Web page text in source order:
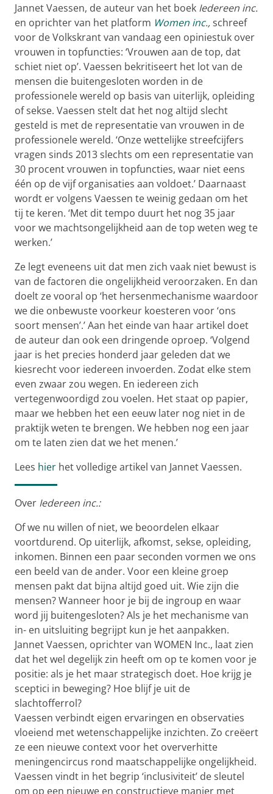
Jannet Vaessen, de auteur van het boek Iedereen inc.
en oprichter van het platform Women inc.,schreef
voor de Volkskrant van vandaag een opiniestuk over
vrouwen in topfuncties: ‘Vrouwen aan de top, dat
schiet niet op’. Vaessen bekritiseert het lot van de
mensen die buitengesloten worden in de
professionele wereld op basis van uiterlijk, opleiding
of sekse. Vaessen stelt dat het nog altijd slecht
gesteld is met de representatie van vrouwen in de
professionele wereld. ‘Onze wettelijke streefcijfers
vragen sinds 2013 slechts om een representatie van
30 procent vrouwen in topfuncties, waar niet eens
één op de vijf organisaties aan voldoet.’ Daarnaast
wordt er volgens Vaessen te weinig gedaan om het
tij te keren. ‘Met dit tempo duurt het nog 35 jaar
voor we machtsongelijkheid aan de top weten weg te
werken.’
Ze legt eveneens uit dat men zich vaak niet bewust is
van de factoren die ongelijkheid veroorzaken. En dan
doelt ze vooral op ‘het hersenmechanisme waardoor
we die onbewuste voorkeur koesteren voor ‘ons
soort mensen’.’ Aan het einde van haar artikel doet
de auteur dan ook een dringende oproep. ‘Volgend
jaar is het precies honderd jaar geleden dat we
kiesrecht voor iedereen invoerden. Zodat elke stem
even zwaar zou wegen. En iedereen zich
vertegenwoordigd zou voelen. Het staat op papier,
maar we hebben het een eeuw later nog niet in de
praktijk weten te brengen. We hebben nog een jaar
om te laten zien dat we het menen.’
Lees hier het volledige artikel van Jannet Vaessen.
Over Iedereen inc.:
Of we nu willen of niet, we beoordelen elkaar
voortdurend. Op uiterlijk, afkomst, sekse, opleiding,
inkomen. Binnen een paar seconden vormen we ons
een beeld van de ander. Voor een kleine groep
mensen pakt dat bijna altijd goed uit. Wie zijn die
mensen? Wanneer hoor je bij de ingroup en waar
word jij buitengesloten? Als je het mechanisme van
in- en uitsluiting begrijpt kun je het aanpakken.
Jannet Vaessen, oprichter van WOMEN Inc., laat zien
dat het wel degelijk zin heeft om op te komen voor je
positie: als je het maar strategisch doet. Hoe krijg je
sceptici in beweging? Hoe blijf je uit de
slachtofferrol?
Vaessen verbindt eigen ervaringen en observaties
vloeiend met wetenschappelijke inzichten. Zo creëert
ze een nieuwe context voor het oververhitte
meningencircus rond maatschappelijke ongelijkheid.
Vaessen vindt in het begrip ‘inclusiviteit’ de sleutel
om op een nieuwe en constructieve manier met